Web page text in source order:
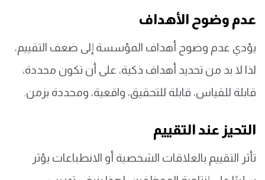
عدم وضوح الأهداف
يؤدي عدم وضوح أهداف المؤسسة إلى ضعف التقييم،
لذا لا بد من تحديد أهداف ذكية، على أن تكون محددة،
قابلة للقياس، قابلة للتحقيق، واقعية، ومحددة بزمن.
التحيز عند التقييم
تأثر التقييم بالعلاقات الشخصية أو الانطباعات يؤثر